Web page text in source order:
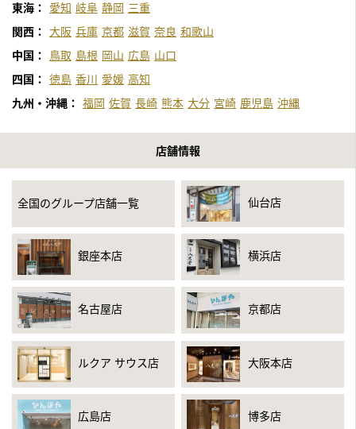
東海：
愛知 岐阜 静岡 三重
関西： 大阪 兵庫 京都 滋賀 奈良 和歌山
中国：
鳥取 島根 岡山 広島 山口
四国： 徳島 香川 愛媛 高知
九州・沖縄： 福岡 佐賀 長崎 熊本 大分 宮崎 鹿児島 沖縄
店舗情報
全国のグループ店舗一覧 仙台店
銀座本店 横浜店
名古屋店 京都店
ルクア サウス店 大阪本店
広島店 博多店